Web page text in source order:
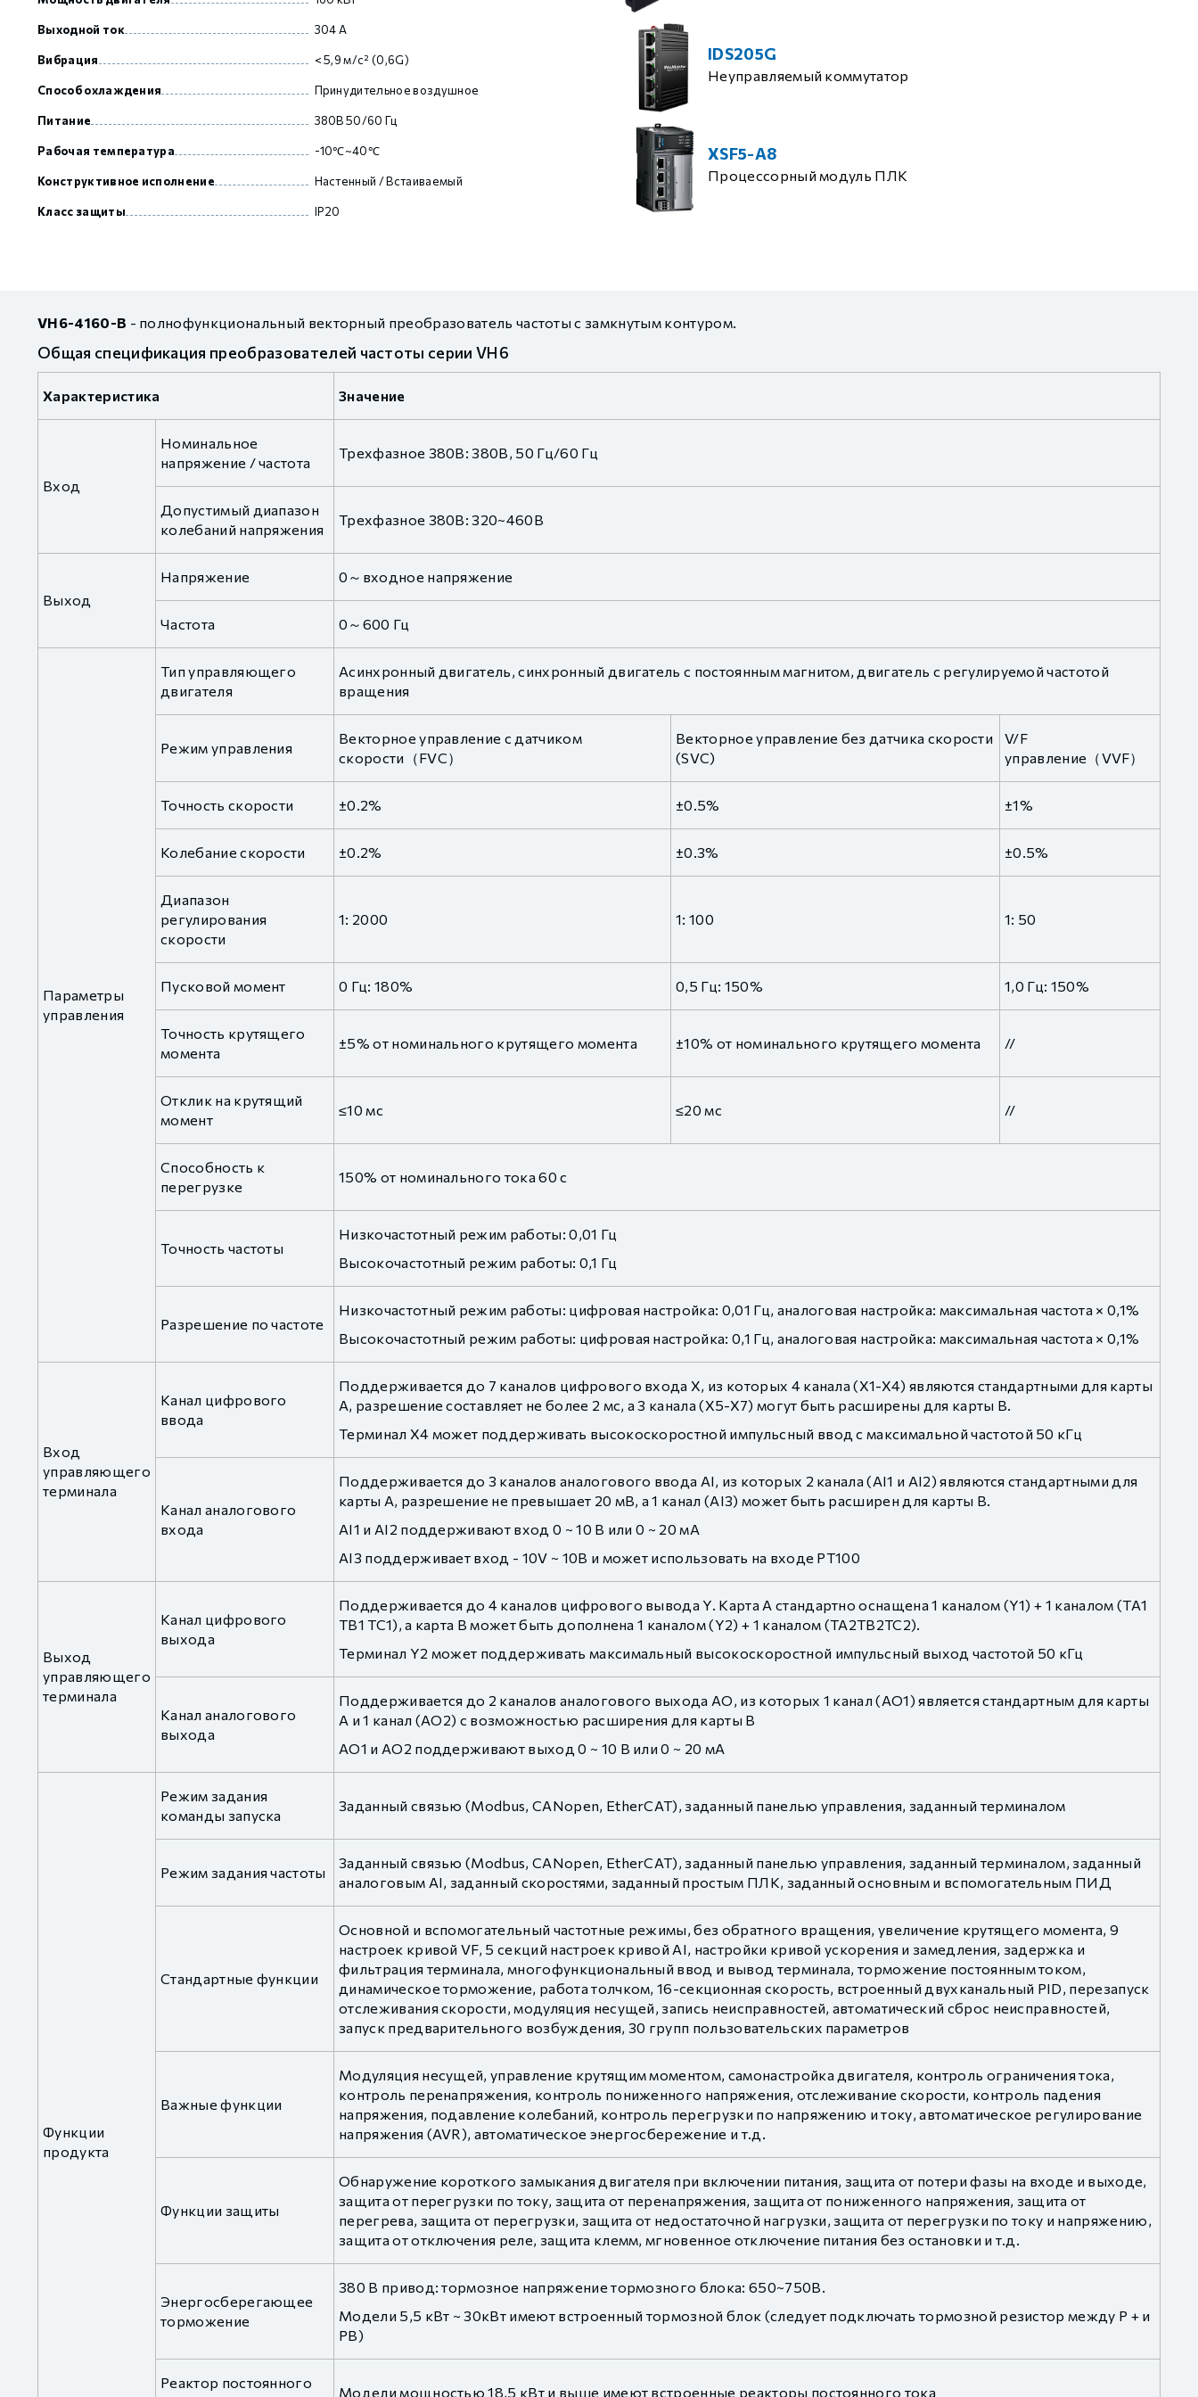
Выходной ток 304 А
Вибрация < 5,9 м/с² (0,6G)
Способ охлаждения Принудительное воздушное
Питание 380В 50/60 Гц
Рабочая температура -10℃~40℃
Конструктивное исполнение Настенный / Встаиваемый
Класс защиты IP20
IDS205G
Неуправляемый коммутатор
XSF5-A8
Процессорный модуль ПЛК
VH6-4160-B - полнофункциональный векторный преобразователь частоты с замкнутым контуром.
Общая спецификация преобразователей частоты серии VH6
Характеристика Значение
Вход
Номинальное
напряжение / частота
Трехфазное 380В: 380В, 50 Гц/60 Гц
Допустимый диапазон
колебаний напряжения
Трехфазное 380В: 320~460В
Выход
Напряжение 0～входное напряжение
Частота 0～600 Гц
Параметры
управления
Тип управляющего
двигателя
Асинхронный двигатель, синхронный двигатель с постоянным магнитом, двигатель с регулируемой частотой
вращения
Режим управления
Векторное управление с датчиком
скорости（FVC）
Векторное управление без датчика скорости
(SVC)
V/F
управление（VVF）
Точность скорости ±0.2% ±0.5% ±1%
Колебание скорости ±0.2% ±0.3% ±0.5%
Диапазон
регулирования
скорости
1: 2000 1: 100 1: 50
Пусковой момент 0 Гц: 180% 0,5 Гц: 150% 1,0 Гц: 150%
Точность крутящего
момента
±5% от номинального крутящего момента ±10% от номинального крутящего момента //
Отклик на крутящий
момент
≤10 мс ≤20 мс //
Способность к
перегрузке
150% от номинального тока 60 с
Точность частоты
Низкочастотный режим работы: 0,01 Гц
Высокочастотный режим работы: 0,1 Гц
Разрешение по частоте
Низкочастотный режим работы: цифровая настройка: 0,01 Гц, аналоговая настройка: максимальная частота × 0,1%
Высокочастотный режим работы: цифровая настройка: 0,1 Гц, аналоговая настройка: максимальная частота × 0,1%
Вход
управляющего
терминала
Канал цифрового
ввода
Поддерживается до 7 каналов цифрового входа X, из которых 4 канала (X1-X4) являются стандартными для карты
A, разрешение составляет не более 2 мс, а 3 канала (X5-X7) могут быть расширены для карты B.
Терминал X4 может поддерживать высокоскоростной импульсный ввод с максимальной частотой 50 кГц
Канал аналогового
входа
Поддерживается до 3 каналов аналогового ввода AI, из которых 2 канала (AI1 и AI2) являются стандартными для
карты A, разрешение не превышает 20 мВ, а 1 канал (AI3) может быть расширен для карты B.
AI1 и AI2 поддерживают вход 0 ~ 10 В или 0 ~ 20 мА
AI3 поддерживает вход - 10V ~ 10В и может использовать на входе PT100
Выход
управляющего
терминала
Канал цифрового
выхода
Поддерживается до 4 каналов цифрового вывода Y. Карта A стандартно оснащена 1 каналом (Y1) + 1 каналом (TA1
TB1 TC1), а карта B может быть дополнена 1 каналом (Y2) + 1 каналом (TA2TB2TC2).
Терминал Y2 может поддерживать максимальный высокоскоростной импульсный выход частотой 50 кГц
Канал аналогового
выхода
Поддерживается до 2 каналов аналогового выхода AO, из которых 1 канал (AO1) является стандартным для карты
A и 1 канал (AO2) с возможностью расширения для карты B
AO1 и AO2 поддерживают выход 0 ~ 10 В или 0 ~ 20 мА
Функции
продукта
Режим задания
команды запуска
Заданный связью (Modbus, CANopen, EtherCAT), заданный панелью управления, заданный терминалом
Режим задания частоты
Заданный связью (Modbus, CANopen, EtherCAT), заданный панелью управления, заданный терминалом, заданный
аналоговым AI, заданный скоростями, заданный простым ПЛК, заданный основным и вспомогательным ПИД
Стандартные функции
Основной и вспомогательный частотные режимы, без обратного вращения, увеличение крутящего момента, 9
настроек кривой VF, 5 секций настроек кривой AI, настройки кривой ускорения и замедления, задержка и
фильтрация терминала, многофункциональный ввод и вывод терминала, торможение постоянным током,
динамическое торможение, работа толчком, 16-секционная скорость, встроенный двухканальный PID, перезапуск
отслеживания скорости, модуляция несущей, запись неисправностей, автоматический сброс неисправностей,
запуск предварительного возбуждения, 30 групп пользовательских параметров
Важные функции
Модуляция несущей, управление крутящим моментом, самонастройка двигателя, контроль ограничения тока,
контроль перенапряжения, контроль пониженного напряжения, отслеживание скорости, контроль падения
напряжения, подавление колебаний, контроль перегрузки по напряжению и току, автоматическое регулирование
напряжения (AVR), автоматическое энергосбережение и т.д.
Функции защиты
Обнаружение короткого замыкания двигателя при включении питания, защита от потери фазы на входе и выходе,
защита от перегрузки по току, защита от перенапряжения, защита от пониженного напряжения, защита от
перегрева, защита от перегрузки, защита от недостаточной нагрузки, защита от перегрузки по току и напряжению,
защита от отключения реле, защита клемм, мгновенное отключение питания без остановки и т.д.
Энергосберегающее
торможение
380 В привод: тормозное напряжение тормозного блока: 650~750В.
Модели 5,5 кВт ~ 30кВт имеют встроенный тормозной блок (следует подключать тормозной резистор между P + и
PB)
Реактор постоянного
Модели мощностью 18,5 кВт и выше имеют встроенные реакторы постоянного тока
GCAN